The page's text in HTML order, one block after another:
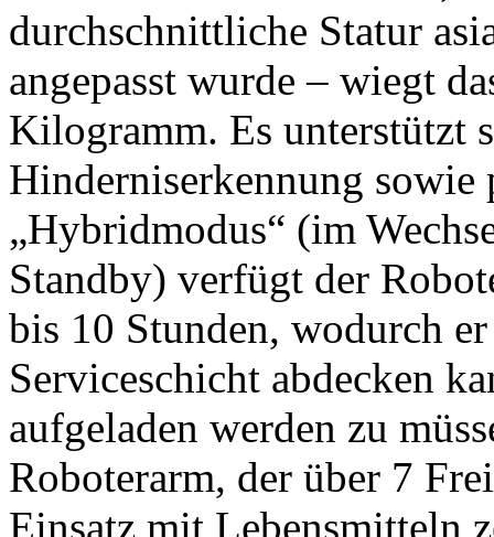
durchschnittliche Statur
angepasst wurde – wiegt
Kilogramm. Es unterstützt
Hinderniserkennung sowie
„Hybridmodus“ (im
Standby) verfügt der
bis 10 Stunden, wodurch
Serviceschicht abdecken
aufgeladen werden zu
Roboterarm, der über 7
Einsatz mit Lebensmitteln